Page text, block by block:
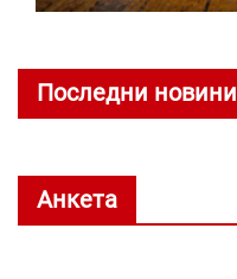
Последни новини
Анкета